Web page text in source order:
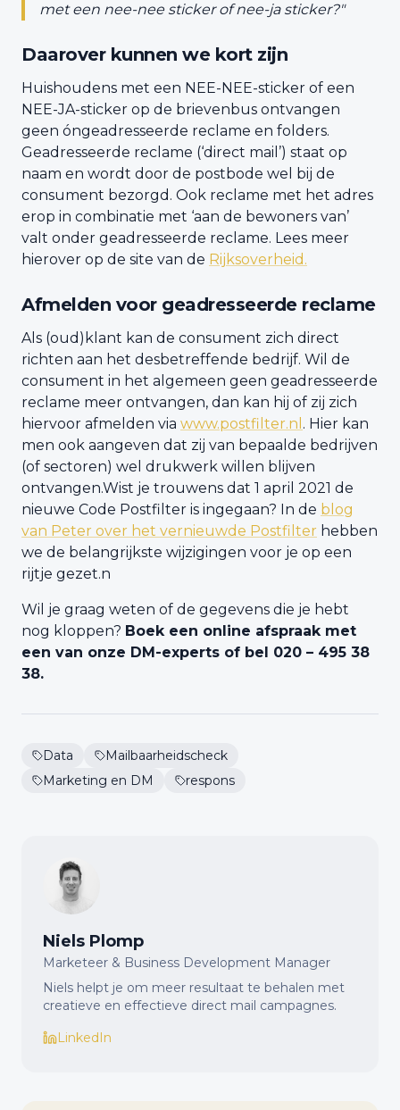
met een nee-nee sticker of nee-ja sticker?"
Daarover kunnen we kort zijn
Huishoudens met een NEE-NEE-sticker of een
NEE-JA-sticker op de brievenbus ontvangen
geen óngeadresseerde reclame en folders.
Geadresseerde reclame (‘direct mail’) staat op
naam en wordt door de postbode wel bij de
consument bezorgd. Ook reclame met het adres
erop in combinatie met ‘aan de bewoners van’
valt onder geadresseerde reclame. Lees meer
hierover op de site van de Rijksoverheid.
Afmelden voor geadresseerde reclame
Als (oud)klant kan de consument zich direct
richten aan het desbetreffende bedrijf. Wil de
consument in het algemeen geen geadresseerde
reclame meer ontvangen, dan kan hij of zij zich
hiervoor afmelden via www.postfilter.nl . Hier kan
men ook aangeven dat zij van bepaalde bedrijven
(of sectoren) wel drukwerk willen blijven
ontvangen.Wist je trouwens dat 1 april 2021 de
nieuwe Code Postfilter is ingegaan? In de blog
van Peter over het vernieuwde Postfilter hebben
we de belangrijkste wijzigingen voor je op een
rijtje gezet.n
Wil je graag weten of de gegevens die je hebt
nog kloppen? Boek een online afspraak met
een van onze DM-experts of bel 020 – 495 38
38.
Data
Mailbaarheidscheck
Marketing en DM
respons
Niels Plomp
Marketeer & Business Development Manager
Niels helpt je om meer resultaat te behalen met
creatieve en effectieve direct mail campagnes.
LinkedIn